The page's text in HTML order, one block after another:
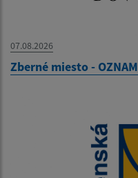
07.08.2026
Zberné miesto - OZNAM